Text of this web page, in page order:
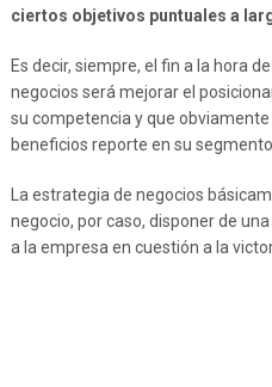
ciertos objetivos puntuales a
Es decir, siempre, el fin a la hora
negocios será mejorar el
su competencia y que
beneficios reporte en su segmento.
La estrategia de negocios
negocio, por caso, disponer de
a la empresa en cuestión a la